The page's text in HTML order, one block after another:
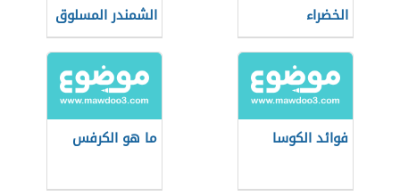
الخضراء
الشمندر المسلوق
فوائد الكوسا ما هو الكرفس